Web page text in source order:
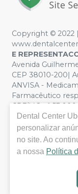
Copyright © 2022
E
Avenida
CEP 38010-200|
ANVISA -
Farmacêutico
CRF/MG nº
Fotos
da loja virtual
divergência de
Carrinho de
isso nos
de grandes
Dental Center
personalizar
no site. Ao
a nossa Política